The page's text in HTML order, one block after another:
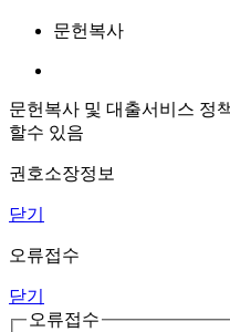
문헌복사
문헌복사 및 대출서비스 정
할수 있음
권호소장정보
닫기
오류접수
닫기
오류접수